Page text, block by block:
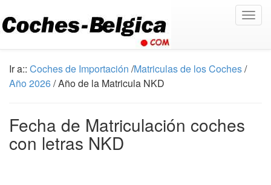
Ir a:: Coches de Importación /Matriculas de los Coches/
Año 2026/ Año de la Matricula NKD
Fecha de Matriculación coches
con letras NKD